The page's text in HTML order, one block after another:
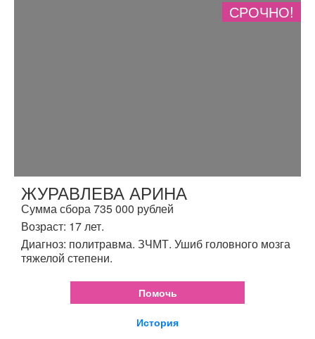
СРОЧНО!
ЖУРАВЛЕВА АРИНА
Сумма сбора 735 000 рублей
Возраст: 17 лет.
Диагноз: политравма. ЗЧМТ. Ушиб головного мозга
тяжелой степени.
Помочь
История